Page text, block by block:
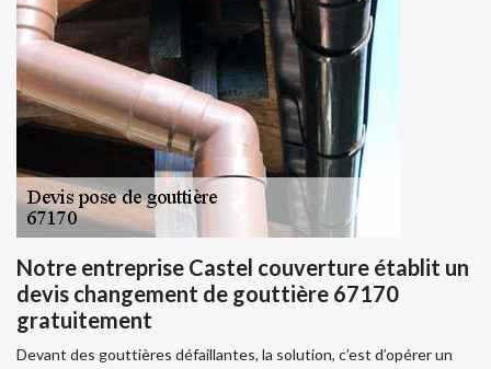
Notre entreprise Castel couverture établit un
devis changement de gouttière 67170
gratuitement
Devant des gouttières défaillantes, la solution, c’est d’opérer un